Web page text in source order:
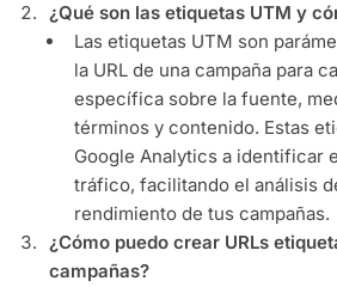
¿Qué son las etiquetas UTM y
Las etiquetas UTM son
la URL de una campaña para
específica sobre la fuente,
términos y contenido. Estas
Google Analytics a identificar
tráfico, facilitando el análisis
rendimiento de tus campañas.
¿Cómo puedo crear URLs
campañas?